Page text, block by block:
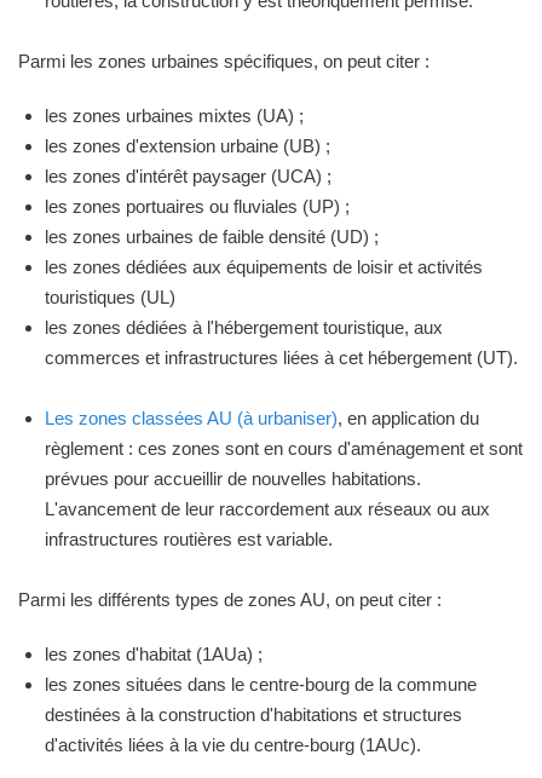
Parmi les zones urbaines spécifiques, on peut citer :
les zones urbaines mixtes (UA) ;
les zones d'extension urbaine (UB) ;
les zones d'intérêt paysager (UCA) ;
les zones portuaires ou fluviales (UP) ;
les zones urbaines de faible densité (UD) ;
les zones dédiées aux équipements de loisir et activités
touristiques (UL)
les zones dédiées à l'hébergement touristique, aux
commerces et infrastructures liées à cet hébergement (UT).
Les zones classées AU (à urbaniser), en application du
règlement : ces zones sont en cours d'aménagement et sont
prévues pour accueillir de nouvelles habitations.
L'avancement de leur raccordement aux réseaux ou aux
infrastructures routières est variable.
Parmi les différents types de zones AU, on peut citer :
les zones d'habitat (1AUa) ;
les zones situées dans le centre-bourg de la commune
destinées à la construction d'habitations et structures
d'activités liées à la vie du centre-bourg (1AUc).